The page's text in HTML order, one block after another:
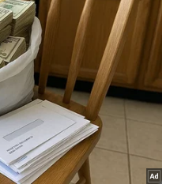
Nhịp điệu Samulnori vang
dội, Áo dài - Hanbok 'khoe
sắc' bên sông Hàn
07/08/2026 04:39